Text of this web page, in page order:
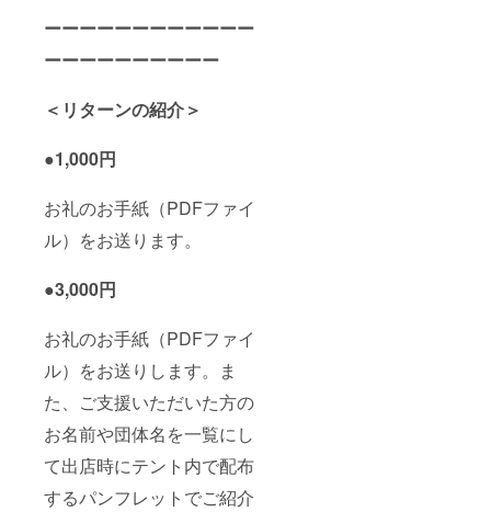
ーーーーーーーーーーーー
ーーーーーーーーーー
＜リターンの紹介＞
●1,000円
お礼のお手紙（PDFファイ
ル）をお送ります。
●3,000円
お礼のお手紙（PDFファイ
ル）をお送りします。ま
た、ご支援いただいた方の
お名前や団体名を一覧にし
て出店時にテント内で配布
するパンフレットでご紹介